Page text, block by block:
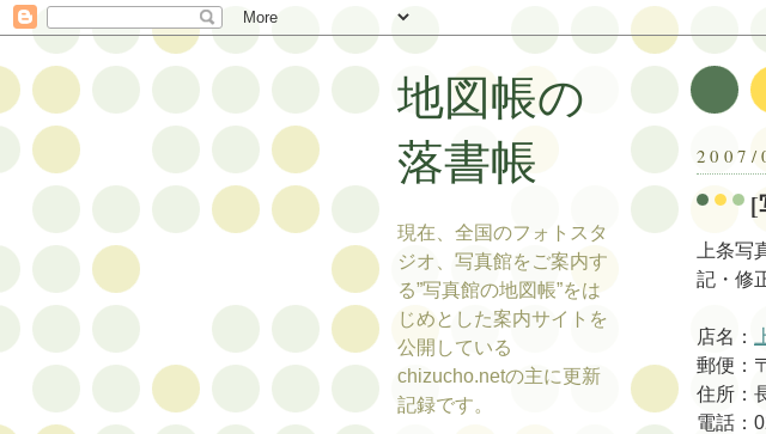
2007/
[
上条写
記・修
店名：
郵便：
住所：
電話：
地図帳の
落書帳
現在、全国のフォトスタ
ジオ、写真館をご案内す
る”写真館の地図帳”をは
じめとした案内サイトを
公開している
chizucho.netの主に更新
記録です。